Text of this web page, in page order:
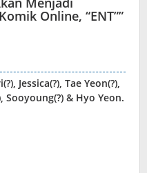
Online, “ENT””
Jessica(?), Tae Yeon(?),
Sooyoung(?) & Hyo Yeon.